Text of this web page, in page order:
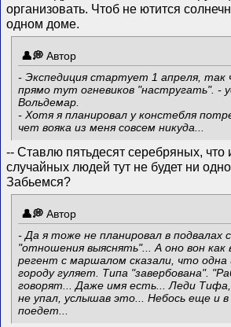
организовать. Чтоб не ютится
одном доме.
Автор
- Экспедиция стартует 1 апреля, так
прямо тут огневиков "настругать". -
Вольдемар.
- Хотя я планировал у констебля
чет вояка из меня совсем никуда...
-- Ставлю пятьдесят серебряных, что
случайных людей тут не будет ни
Забьемся?
Автор
- Да я тоже не планировал в подвалах
"отношения выяснять"... А оно вон
регент с маршалом сказали, что
городу гуляет. Типа "завербована".
говорят... Даже имя есть... Леди
не упал, услышав это... Небось еще и в
поедет...